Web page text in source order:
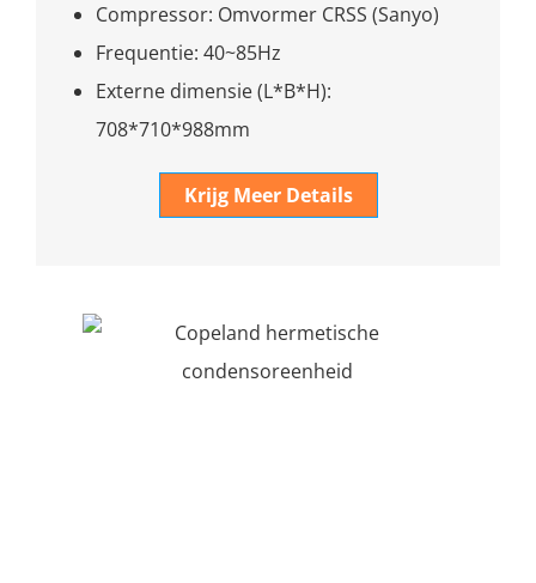
Compressor: Omvormer CRSS (Sanyo)
Frequentie: 40~85Hz
Externe dimensie (L*B*H):
708*710*988mm
Krijg Meer Details